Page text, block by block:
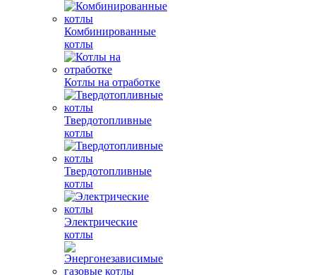
Комбинированные
котлы
Котлы на отработке
Твердотопливные
котлы
Твердотопливные
котлы
Электрические
котлы